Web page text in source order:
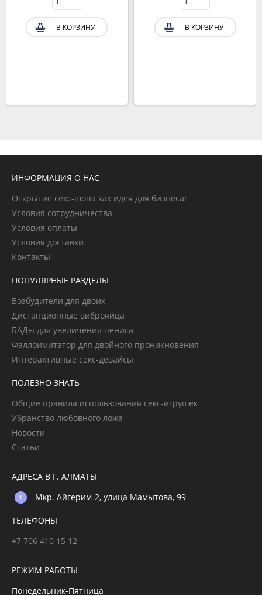
В КОРЗИНУ В КОРЗИНУ
ИНФОРМАЦИЯ О НАС
Открытие секс-шопа как идея для бизнеса!
Условия сотрудничества
Условия оплаты
Условия доставки
Контакты
ПОПУЛЯРНЫЕ РАЗДЕЛЫ
Возбудители для двоих
Дистанционные виброяйца
БАДы для увеличения пениса
Фаллоимитатор для двойного проникновения
Интерактивные секс-девайсы
ПОЛЕЗНО ЗНАТЬ
Общие правила использования секс-игрушек
Убранство любовного ложа
Новости
Статьи
АДРЕСА В Г. АЛМАТЫ
Мкр. Айгерим-2, улица Мамытова, 99
ТЕЛЕФОНЫ
+7 706 410 15 12
РЕЖИМ РАБОТЫ
Понедельник-Пятница